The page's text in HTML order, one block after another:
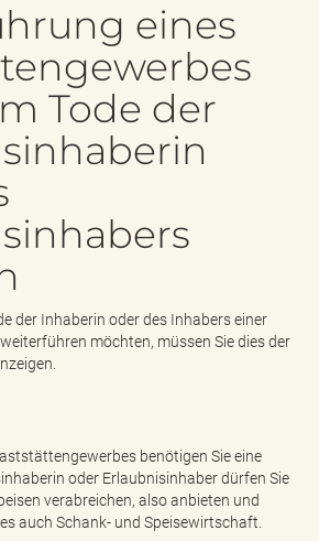
n
eines
Tode der
der Inhaberin oder des Inhabers einer
möchten, müssen Sie dies der
benötigen Sie eine
oder Erlaubnisinhaber dürfen Sie
verabreichen, also anbieten und
auch Schank- und Speisewirtschaft.